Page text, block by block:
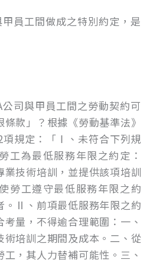
員工間做成之特別約定，是
司與甲員工間之勞動契約可
款」？根據《勞動基準法》
項規定：「Ⅰ、未符合下列規
工為最低服務年限之約定：
業技術培訓，並提供該項培訓
勞工遵守最低服務年限之約
。Ⅱ、前項最低服務年限之約
量，不得逾合理範圍：一、
術培訓之期間及成本。二、從
，其人力替補可能性。三、